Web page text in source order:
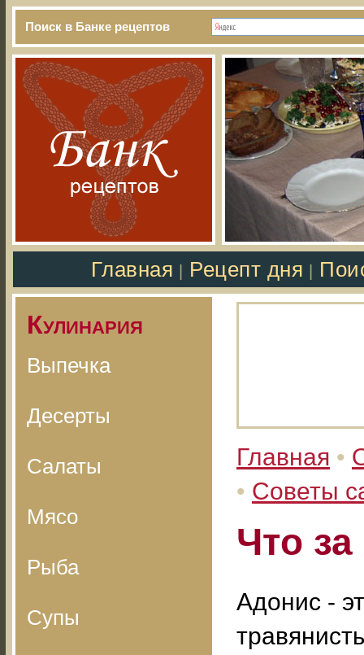
Поиск в Банке рецептов
Главная Рецепт дня
Кулинария
Выпечка
Десерты
Салаты
Мясо
Рыба
Супы
Главная •
• Советы
Что
Адонис -